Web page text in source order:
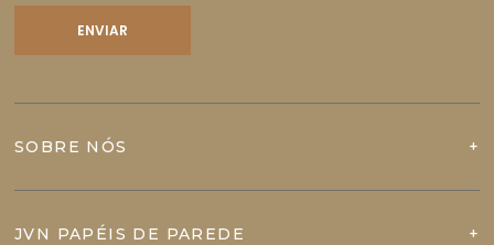
SOBRE NÓS
JVN PAPÉIS DE PAREDE